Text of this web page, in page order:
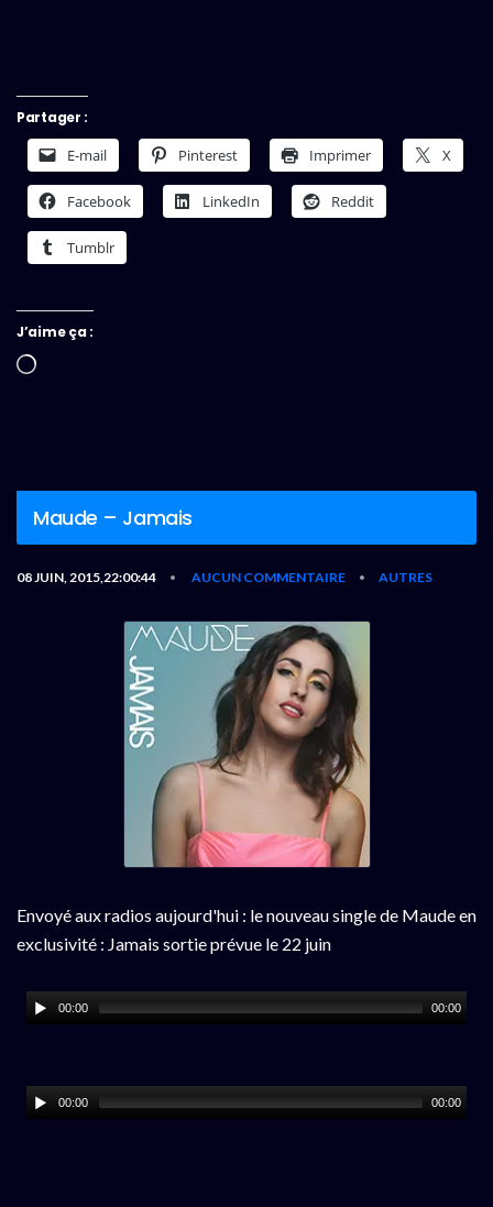
Partager :
E-mail Pinterest Imprimer X
Facebook LinkedIn Reddit
Tumblr
J’aime ça :
Chargement…
Maude – Jamais
08 JUIN, 2015,22:00:44 • AUCUN COMMENTAIRE • AUTRES
Envoyé aux radios aujourd'hui : le nouveau single de Maude en
exclusivité : Jamais sortie prévue le 22 juin
00:00 00:00
00:00 00:00